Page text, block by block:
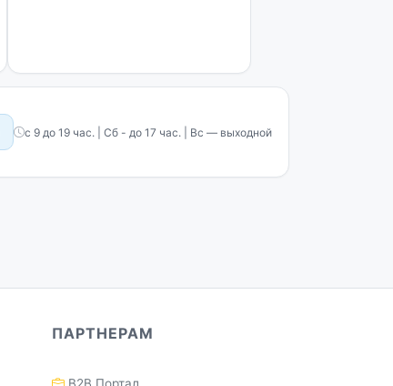
с 9 до 19 час. | Сб - до 17 час. | Вс — выходной
ПАРТНЕРАМ